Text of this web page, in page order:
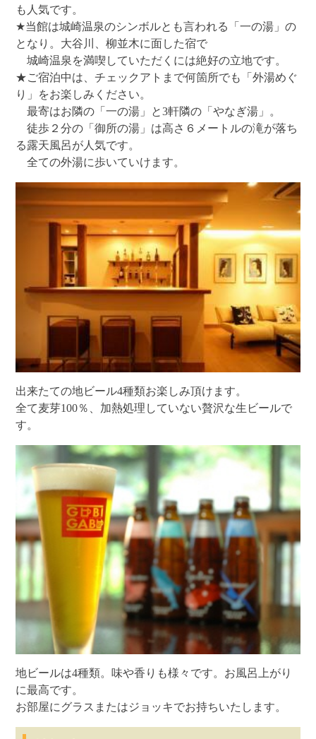
も人気です。
★当館は城崎温泉のシンボルとも言われる「一の湯」の
となり。大谷川、柳並木に面した宿で
城崎温泉を満喫していただくには絶好の立地です。
★ご宿泊中は、チェックアトまで何箇所でも「外湯めぐ
り」をお楽しみください。
最寄はお隣の「一の湯」と3軒隣の「やなぎ湯」。
徒歩２分の「御所の湯」は高さ６メートルの滝が落ち
る露天風呂が人気です。
全ての外湯に歩いていけます。
出来たての地ビール4種類お楽しみ頂けます。
全て麦芽100％、加熱処理していない贅沢な生ビールで
す。
地ビールは4種類。味や香りも様々です。お風呂上がり
に最高です。
お部屋にグラスまたはジョッキでお持ちいたします。